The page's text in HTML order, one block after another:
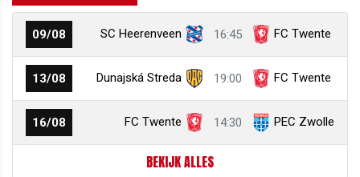
09/08 SC Heerenveen 16:45 FC Twente
13/08 Dunajská Streda 19:00 FC Twente
16/08 FC Twente 14:30 PEC Zwolle
BEKIJK ALLES